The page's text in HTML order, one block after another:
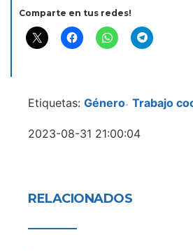
Comparte en tus redes!
Etiquetas: Género- Trabajo
2023-08-31 21:00:04
RELACIONADOS